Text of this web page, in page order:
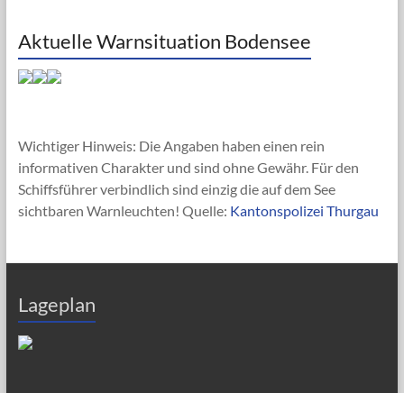
Aktuelle Warnsituation Bodensee
Wichtiger Hinweis: Die Angaben haben einen rein
informativen Charakter und sind ohne Gewähr. Für den
Schiffsführer verbindlich sind einzig die auf dem See
sichtbaren Warnleuchten! Quelle: Kantonspolizei Thurgau
Lageplan